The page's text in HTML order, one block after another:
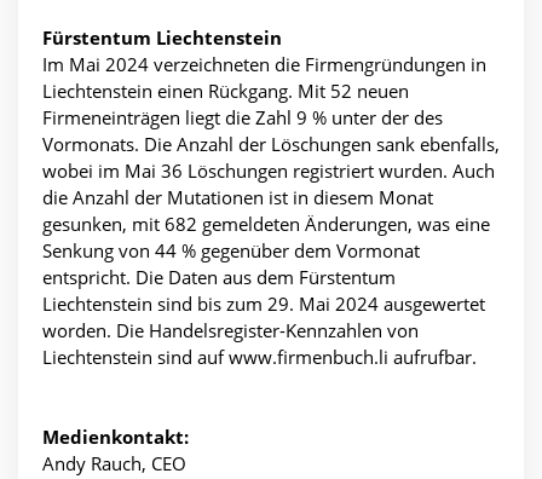
Fürstentum Liechtenstein
Im Mai 2024 verzeichneten die Firmengründungen in
Liechtenstein einen Rückgang. Mit 52 neuen
Firmeneinträgen liegt die Zahl 9 % unter der des
Vormonats. Die Anzahl der Löschungen sank ebenfalls,
wobei im Mai 36 Löschungen registriert wurden. Auch
die Anzahl der Mutationen ist in diesem Monat
gesunken, mit 682 gemeldeten Änderungen, was eine
Senkung von 44 % gegenüber dem Vormonat
entspricht. Die Daten aus dem Fürstentum
Liechtenstein sind bis zum 29. Mai 2024 ausgewertet
worden. Die Handelsregister-Kennzahlen von
Liechtenstein sind auf www.firmenbuch.li aufrufbar.
Medienkontakt:
Andy Rauch, CEO